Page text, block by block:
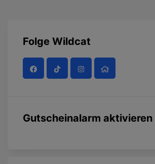
Folge Wildcat
Gutscheinalarm aktivieren